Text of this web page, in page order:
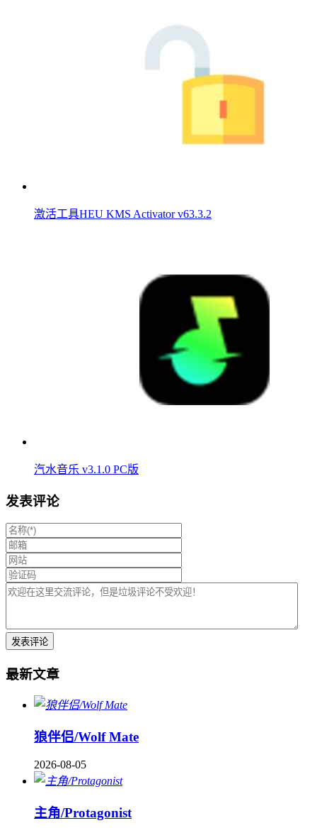
激活工具HEU KMS Activator v63.3.2
汽水音乐 v3.1.0 PC版
发表评论
最新文章
狼伴侣/Wolf Mate
2026-08-05
主角/Protagonist